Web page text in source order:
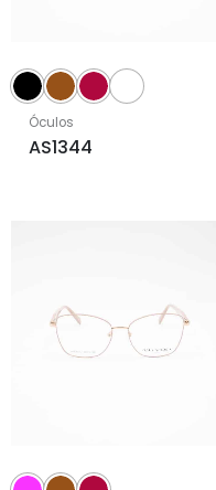
Óculos
AS1344